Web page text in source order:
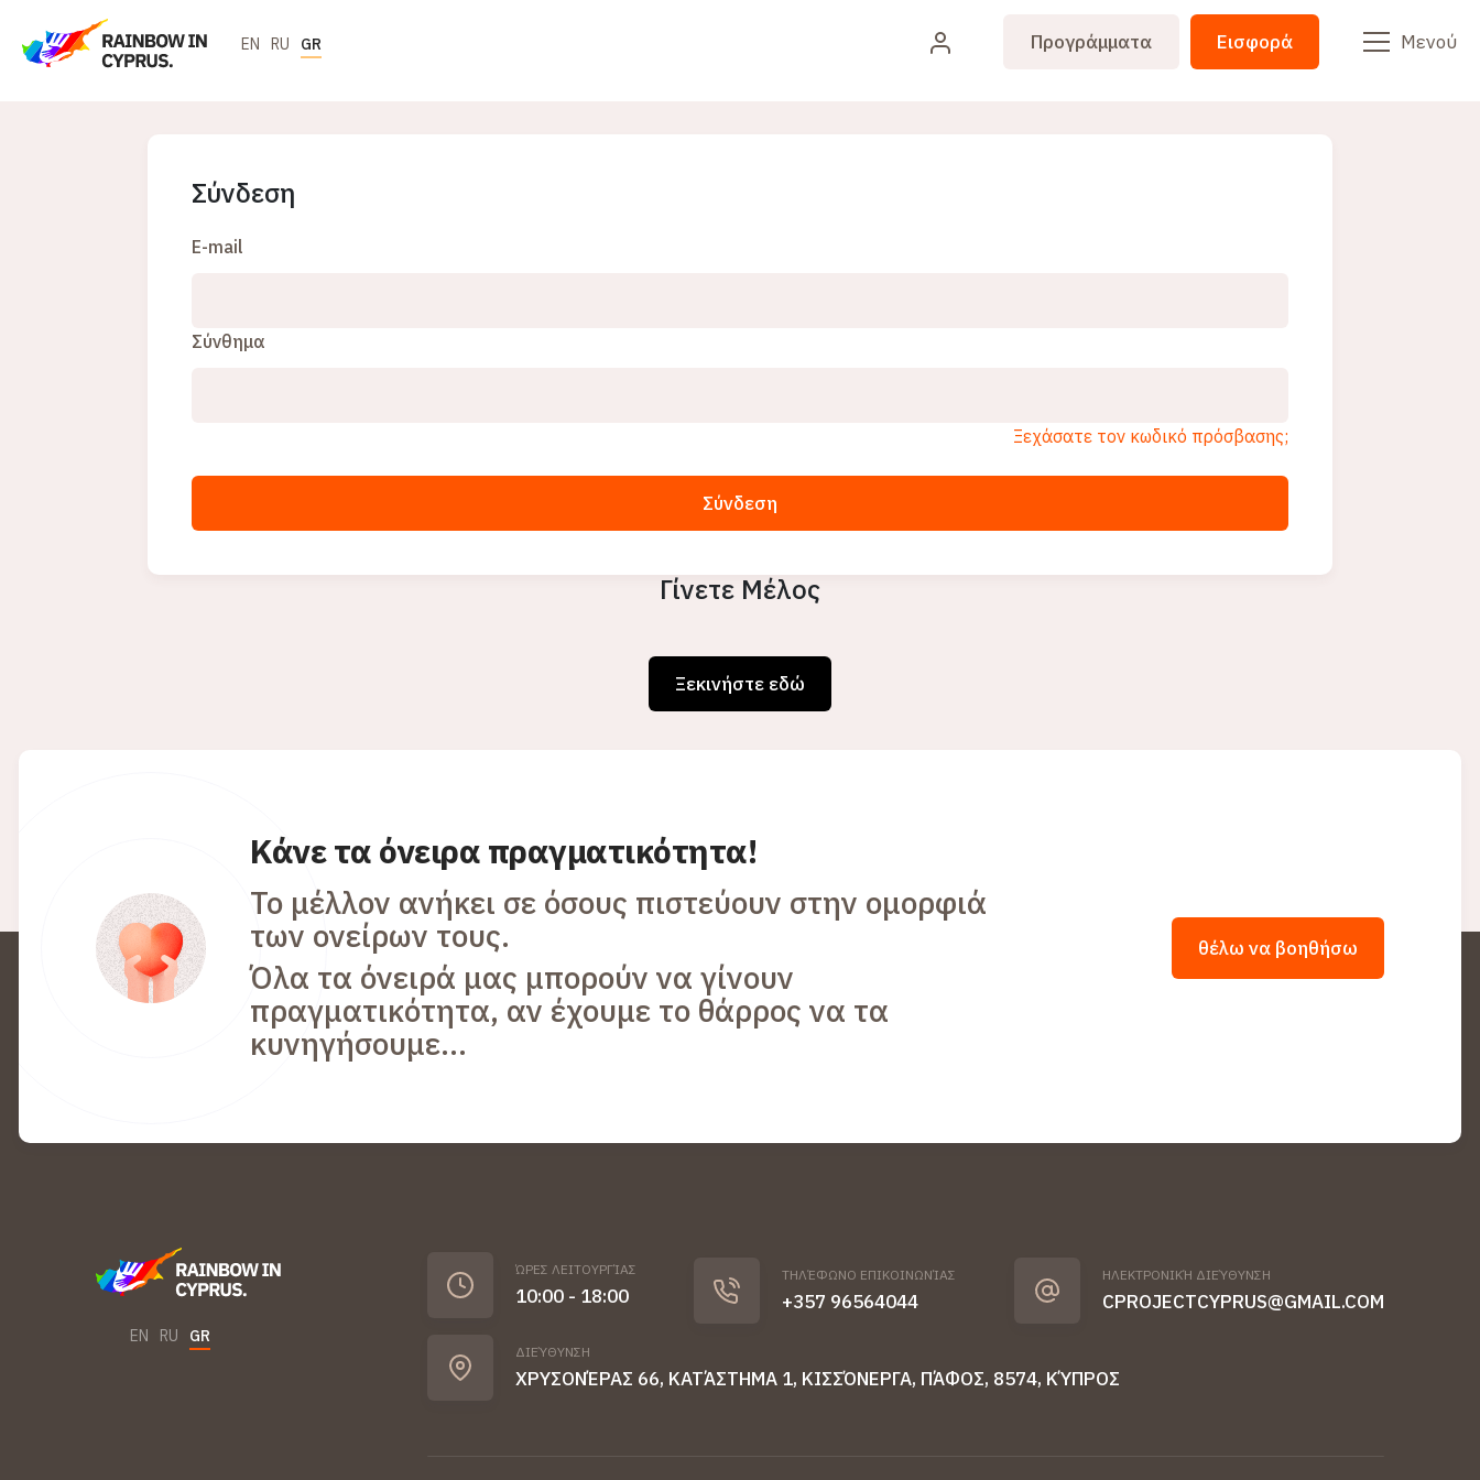
EN RU GR Προγράμματα Εισφορά Μενού
Σύνδεση
E-mail
Σύνθημα
Ξεχάσατε τον κωδικό πρόσβασης;
Σύνδεση
Γίνετε Μέλος
Ξεκινήστε εδώ
Κάνε τα όνειρα πραγματικότητα!
Το μέλλον ανήκει σε όσους πιστεύουν στην ομορφιά
των ονείρων τους.
Όλα τα όνειρά μας μπορούν να γίνουν
πραγματικότητα, αν έχουμε το θάρρος να τα
κυνηγήσουμε...
θέλω να βοηθήσω
EN RU GR
ΏΡΕΣ ΛΕΙΤΟΥΡΓΊΑΣ
10:00 - 18:00
ΤΗΛΈΦΩΝΟ ΕΠΙΚΟΙΝΩΝΊΑΣ
+357 96564044
ΗΛΕΚΤΡΟΝΙΚΉ ΔΙΕΎΘΥΝΣΗ
CPROJECTCYPRUS@GMAIL.COM
ΔΙΕΎΘΥΝΣΗ
ΧΡΥΣΟΝΈΡΑΣ 66, ΚΑΤΆΣΤΗΜΑ 1, ΚΙΣΣΌΝΕΡΓΑ, ΠΆΦΟΣ, 8574, ΚΎΠΡΟΣ